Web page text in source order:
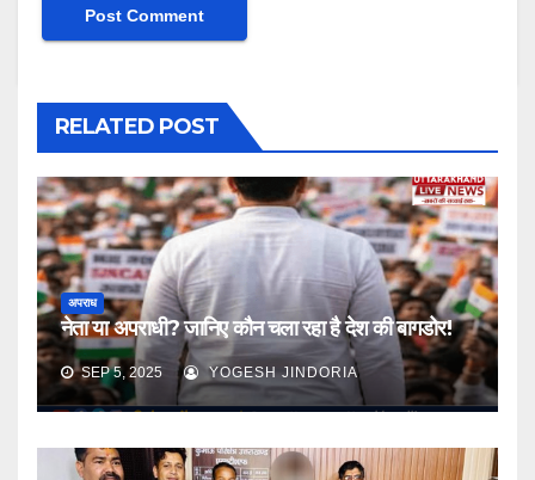
RELATED POST
अपराध
नेता या अपराधी? जानिए कौन चला रहा है देश की बागडोर!
SEP 5, 2025 YOGESH JINDORIA